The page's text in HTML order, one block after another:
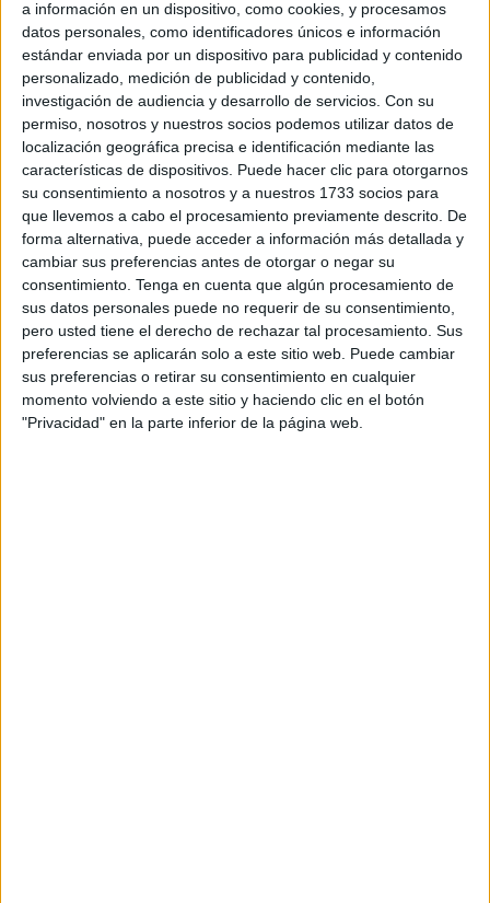
a información en un dispositivo, como cookies, y procesamos
datos personales, como identificadores únicos e información
estándar enviada por un dispositivo para publicidad y contenido
personalizado, medición de publicidad y contenido,
investigación de audiencia y desarrollo de servicios. Con su
permiso, nosotros y nuestros socios podemos utilizar datos de
localización geográfica precisa e identificación mediante las
características de dispositivos. Puede hacer clic para otorgarnos
su consentimiento a nosotros y a nuestros 1733 socios para
que llevemos a cabo el procesamiento previamente descrito. De
forma alternativa, puede acceder a información más detallada y
cambiar sus preferencias antes de otorgar o negar su
consentimiento. Tenga en cuenta que algún procesamiento de
sus datos personales puede no requerir de su consentimiento,
pero usted tiene el derecho de rechazar tal procesamiento. Sus
preferencias se aplicarán solo a este sitio web. Puede cambiar
sus preferencias o retirar su consentimiento en cualquier
momento volviendo a este sitio y haciendo clic en el botón
"Privacidad" en la parte inferior de la página web.
De “nefasta” ha tildado la gestión del consejero deMedio
Ambiente, Alejandro Ramírez, extendiendo el desagrado
por el actual estado de los arenales a los años previos de
veraneo.
“No es nada nuevo, lo llevamos denunciando desde hace
años. Después de 23 años Vivas no ha solucionado la
problemática de las playas”, ha expuesto León en
declaraciones a los medios.
El presidente de la Gestora ha acudido a la playa de la
Ribera, “la joya de la corona según para que persona,
porque las de movilidad reducida no pueden acceder
porque losascensoresestán en desuso.La Ciudad
y no da soluciones”.